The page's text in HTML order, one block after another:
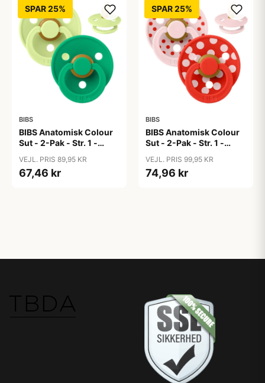
SPAR 25%
BIBS
BIBS Anatomisk Colour
Sut - 2-Pak - Str. 1 -
Matcha/Cactus
VEJL. PRIS 89,95 KR
67,46 kr
SPAR 25%
BIBS
BIBS Anatomisk Colour
Sut - 2-Pak - Str. 1 -
Studio - Blossom/Candy
Apple
VEJL. PRIS 99,95 KR
74,96 kr